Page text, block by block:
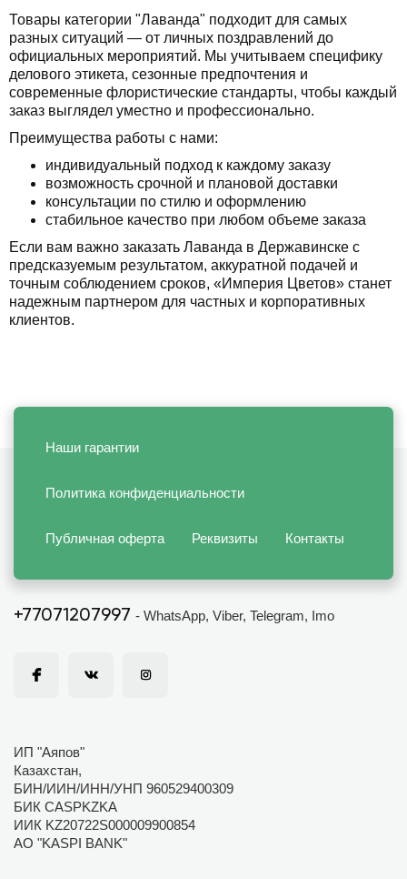
Товары категории "Лаванда" подходит для самых
разных ситуаций — от личных поздравлений до
официальных мероприятий. Мы учитываем специфику
делового этикета, сезонные предпочтения и
современные флористические стандарты, чтобы каждый
заказ выглядел уместно и профессионально.
Преимущества работы с нами:
индивидуальный подход к каждому заказу
возможность срочной и плановой доставки
консультации по стилю и оформлению
стабильное качество при любом объеме заказа
Если вам важно заказать Лаванда в Державинске с
предсказуемым результатом, аккуратной подачей и
точным соблюдением сроков, «Империя Цветов» станет
надежным партнером для частных и корпоративных
клиентов.
Наши гарантии
Политика конфиденциальности
Публичная оферта Реквизиты Контакты
+77071207997 - WhatsApp, Viber, Telegram, Imo
ИП "Аяпов"
Казахстан,
БИН/ИИН/ИНН/УНП 960529400309
БИК CASPKZKA
ИИК KZ20722S000009900854
АО "KASPI BANK"